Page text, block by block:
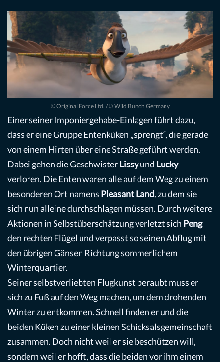
© Original Force Ltd. / © Wild Bunch Germany
Einer seiner Imponiergehabe-Einlagen führt dazu,
dass er eine Gruppe Entenküken „sprengt“, die gerade
von einem Hirten über eine Straße geführt werden.
Dabei gehen die GeschwisterLissyund Lucky
verloren. Die Enten waren alle auf dem Weg zu einem
besonderen Ort namens Pleasant Land, zu dem sie
sich nun alleine durchschlagen müssen. Durch weitere
Aktionen in Selbstüberschätzung verletzt sich Peng
den rechten Flügel und verpasst so seinen Abflug mit
den übrigen Gänsen Richtung sommerlichem
Winterquartier.
Seiner selbstverliebten Flugkunst beraubt muss er
sich zu Fuß auf den Weg machen, um dem drohenden
Winter zu entkommen. Schnell finden er und die
beiden Küken zu einer kleinen Schicksalsgemeinschaft
zusammen. Doch nicht weil er sie beschützen will,
sondern weil er hofft, dass die beiden vor ihm einem